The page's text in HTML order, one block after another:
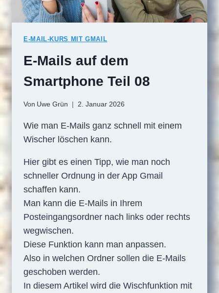
E-MAIL-KURS MIT GMAIL
E-Mails auf dem
Smartphone Teil 08
Von Uwe Grün 2. Januar 2026
Wie man E-Mails ganz schnell mit einem
Wischer löschen kann.
Hier gibt es einen Tipp, wie man noch
schneller Ordnung in der App Gmail
schaffen kann.
Man kann die E-Mails in Ihrem
Posteingangsordner nach links oder rechts
wegwischen.
Diese Funktion kann man anpassen.
Also in welchen Ordner sollen die E-Mails
geschoben werden.
In diesem Artikel wird die Wischfunktion mit